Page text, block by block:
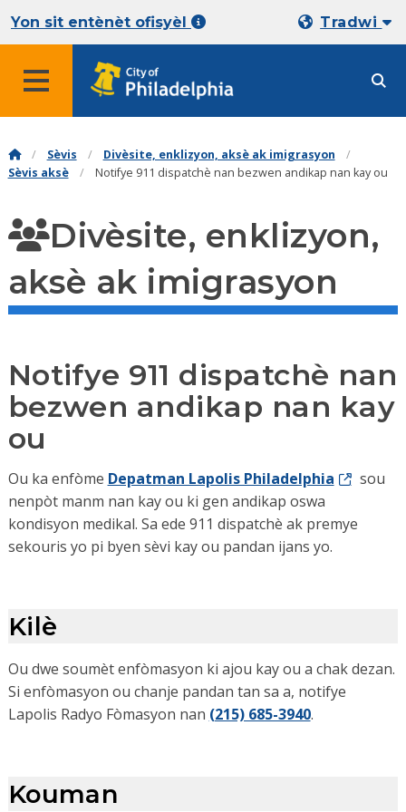
Yon sit entènèt ofisyèl Tradwi
Sèvis
Divèsite, enklizyon, aksè ak imigrasyon
Sèvis aksè
Notifye 911 dispatchè nan bezwen andikap nan kay ou
Divèsite, enklizyon,
aksè ak imigrasyon
Notifye 911 dispatchè nan
bezwen andikap nan kay
ou
Ou ka enfòme Depatman Lapolis Philadelphia
sou
nenpòt manm nan kay ou ki gen andikap oswa
kondisyon medikal. Sa ede 911 dispatchè ak premye
sekouris yo pi byen sèvi kay ou pandan ijans yo.
Kilè
Ou dwe soumèt enfòmasyon ki ajou kay ou a chak dezan.
Si enfòmasyon ou chanje pandan tan sa a, notifye
Lapolis Radyo Fòmasyon nan (215) 685-3940.
Kouman